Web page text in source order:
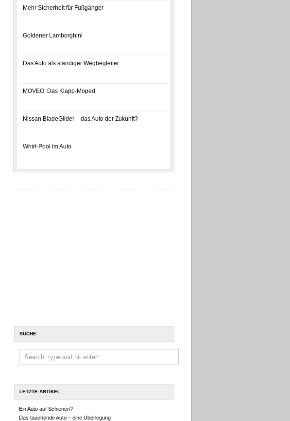
Mehr Sicherheit für Fußgänger
Goldener Lamborghini
Das Auto als ständiger Wegbegleiter
MOVEO: Das Klapp-Moped
Nissan BladeGlider – das Auto der Zukunft?
Whirl-Pool im Auto
SUCHE
LETZTE ARTIKEL
Ein Auto auf Schienen?
Das tauchende Auto – eine Überlegung